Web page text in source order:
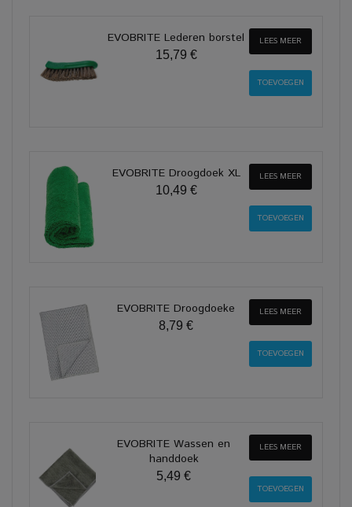
EVOBRITE Lederen borstel
15,79 €
LEES MEER
EVOBRITE Droogdoek XL
10,49 €
LEES MEER
EVOBRITE Droogdoeke
8,79 €
LEES MEER
EVOBRITE Wassen en
handdoek
5,49 €
LEES MEER